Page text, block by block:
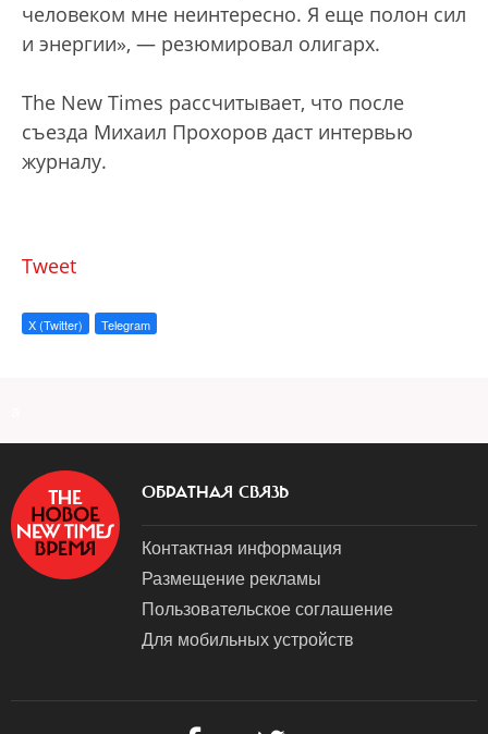
человеком мне неинтересно. Я еще полон сил
и энергии», — резюмировал олигарх.
The New Times рассчитывает, что после
съезда Михаил Прохоров даст интервью
журналу.
Tweet
X (Twitter) Telegram
ОБРАТНАЯ СВЯЗЬ
Контактная информация
Размещение рекламы
Пользовательское соглашение
Для мобильных устройств